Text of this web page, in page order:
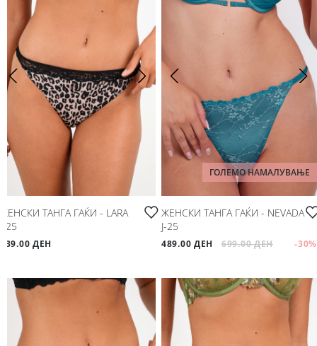
ЖЕНСКИ ТАНГА ГАЌИ - LARA
Ј-25
639.00 ДЕН
ГОЛЕМО НАМАЛУВАЊЕ
ЖЕНСКИ ТАНГА ГАЌИ - NEVADA
Ј-25
489.00 ДЕН 699.00 ДЕН -30%